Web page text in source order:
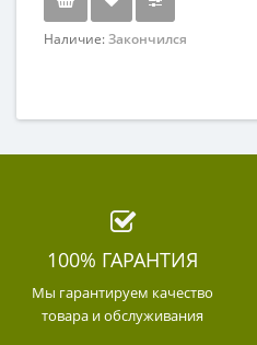
Наличие:Закончился
100% ГАРАНТИЯ
Мы гарантируем качество
товара и обслуживания